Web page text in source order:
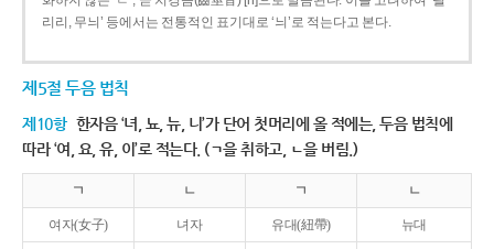
리리, 무늬’ 등에서는 전통적인 표기대로 ‘늬’로 적는다고 본다.
제5절 두음 법칙
제10항 한자음 ‘녀, 뇨, 뉴, 니’가 단어 첫머리에 올 적에는, 두음 법칙에
따라 ‘여, 요, 유, 이’로 적는다. (ㄱ을 취하고, ㄴ을 버림.)
ㄱ ㄴ ㄱ ㄴ
여자(女子) 녀자 유대(紐帶) 뉴대